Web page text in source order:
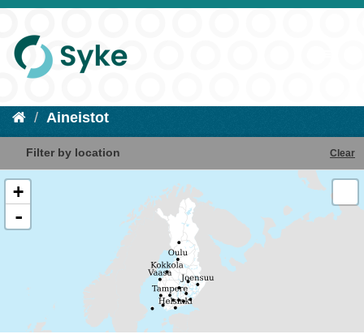
Aineistot
Filter by location Clear
+
-